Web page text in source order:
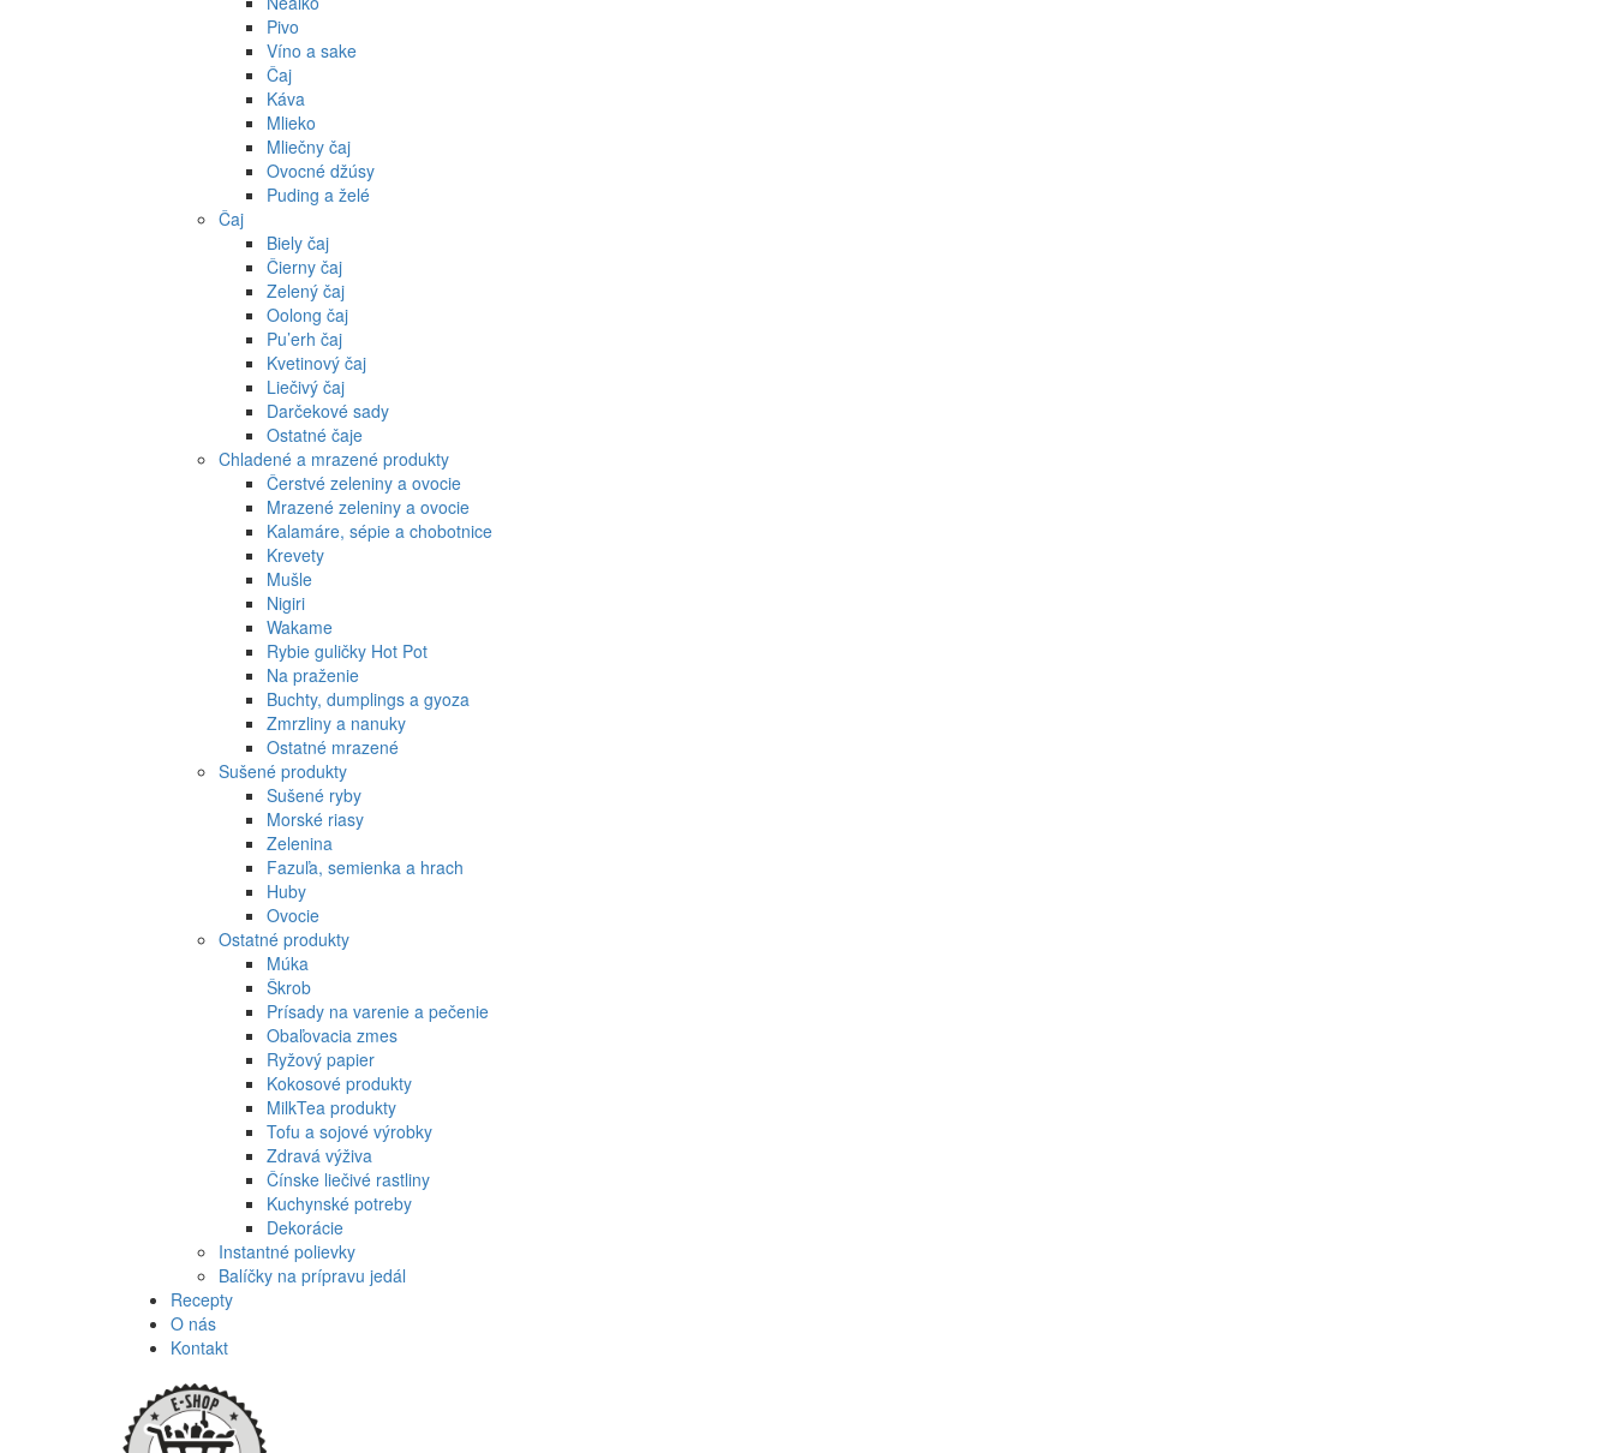
Pivo
Víno a sake
Čaj
Káva
Mlieko
Mliečny čaj
Ovocné džúsy
Puding a želé
Čaj
Biely čaj
Čierny čaj
Zelený čaj
Oolong čaj
Pu’erh čaj
Kvetinový čaj
Liečivý čaj
Darčekové sady
Ostatné čaje
Chladené a mrazené produkty
Čerstvé zeleniny a ovocie
Mrazené zeleniny a ovocie
Kalamáre, sépie a chobotnice
Krevety
Mušle
Nigiri
Wakame
Rybie guličky Hot Pot
Na praženie
Buchty, dumplings a gyoza
Zmrzliny a nanuky
Ostatné mrazené
Sušené produkty
Sušené ryby
Morské riasy
Zelenina
Fazuľa, semienka a hrach
Huby
Ovocie
Ostatné produkty
Múka
Škrob
Prísady na varenie a pečenie
Obaľovacia zmes
Ryžový papier
Kokosové produkty
MilkTea produkty
Tofu a sojové výrobky
Zdravá výživa
Čínske liečivé rastliny
Kuchynské potreby
Dekorácie
Instantné polievky
Balíčky na prípravu jedál
Recepty
O nás
Kontakt